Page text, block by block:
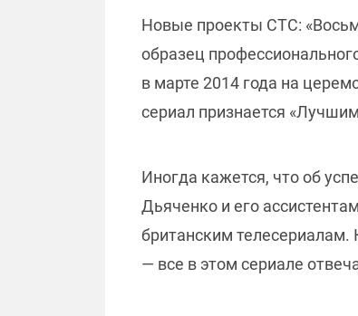
Новые проекты СТС:
образец
в марте 2014 года на
сериал признается
Иногда кажется, что об
Дьяченко и его
британским телесериалам.
— все в этом сериале